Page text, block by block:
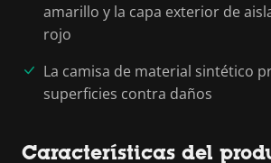
amarillo y la capa exterior de
rojo
La camisa de material sintético
superficies contra daños
Características del